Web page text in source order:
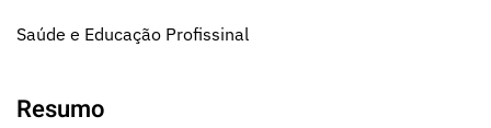
Saúde e Educação Profissinal
Resumo